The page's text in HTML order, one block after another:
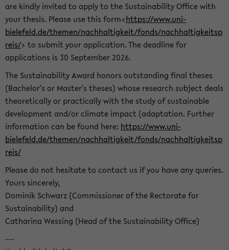
are kindly invited to apply to the Sustainability Office with
your thesis. Please use this form<https://www.uni-
bielefeld.de/themen/nachhaltigkeit/fonds/nachhaltigkeitsp
reis/> to submit your application. The deadline for
applications is 30 September 2026.
The Sustainability Award honors outstanding final theses
(Bachelor's or Master's theses) whose research subject deals
theoretically or practically with the study of sustainable
development and/or climate impact (adaptation. Further
information can be found here: https://www.uni-
bielefeld.de/themen/nachhaltigkeit/fonds/nachhaltigkeitsp
reis/
Please do not hesitate to contact us if you have any queries.
Yours sincerely,
Dominik Schwarz (Commissioner of the Rectorate for
Sustainability) and
Catharina Wessing (Head of the Sustainability Office)
---